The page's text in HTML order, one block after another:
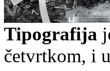
Tipografija
četvrtkom, i